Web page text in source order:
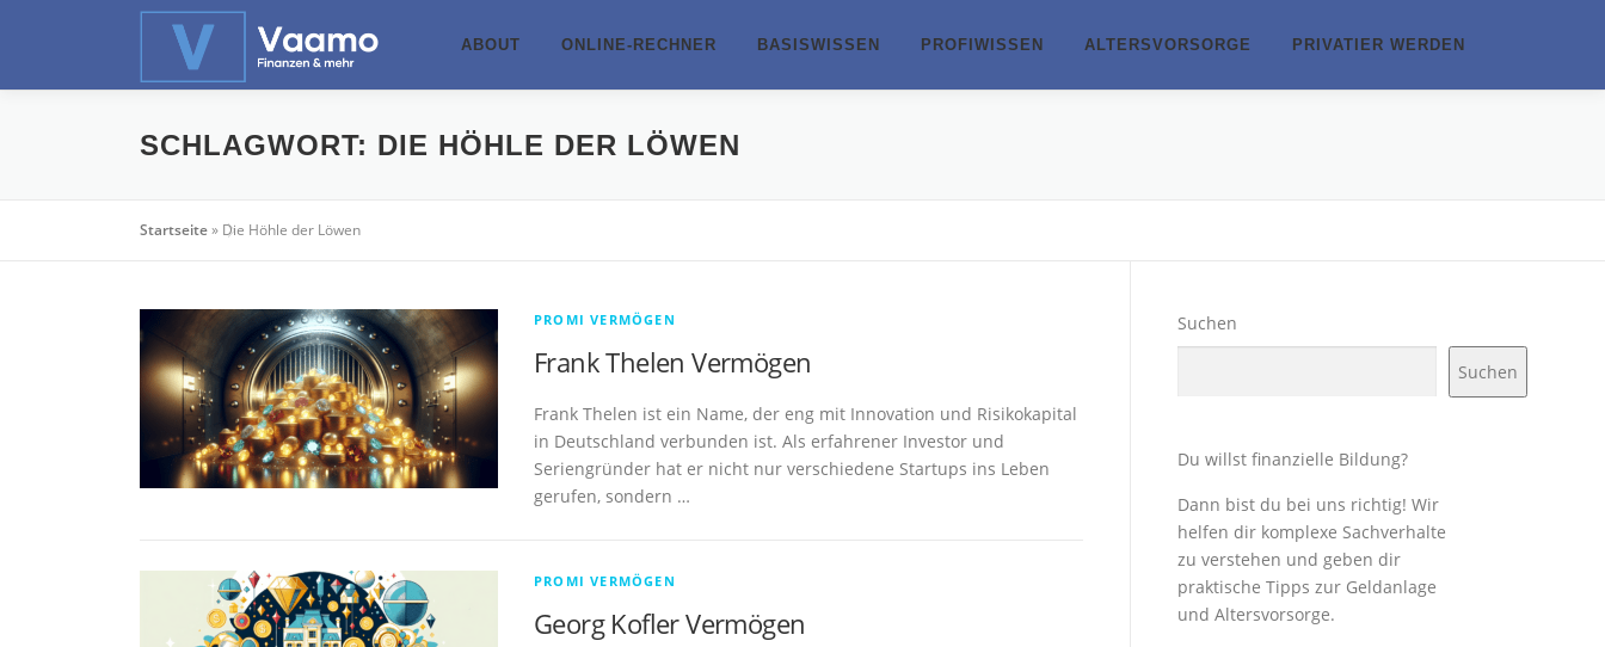
ABOUT ONLINE-RECHNER BASISWISSEN PROFIWISSEN ALTERSVORSORGE PRIVATIER WERDEN
SCHLAGWORT: DIE HÖHLE DER LÖWEN
Startseite» Die Höhle der Löwen
PROMI VERMÖGEN
Frank Thelen Vermögen
Frank Thelen ist ein Name, der eng mit Innovation und Risikokapital
in Deutschland verbunden ist. Als erfahrener Investor und
Seriengründer hat er nicht nur verschiedene Startups ins Leben
gerufen, sondern …
PROMI VERMÖGEN
Georg Kofler Vermögen
Suchen
Suchen
Du willst finanzielle Bildung?
Dann bist du bei uns richtig! Wir
helfen dir komplexe Sachverhalte
zu verstehen und geben dir
praktische Tipps zur Geldanlage
und Altersvorsorge.